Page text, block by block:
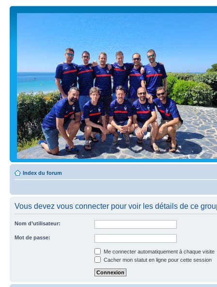
Index du forum
Vous devez vous connecter pour voir les détails de ce
Nom d’utilisateur:
Mot de passe:
Me connecter automatiquement à chaque visite
Cacher mon statut en ligne pour cette session